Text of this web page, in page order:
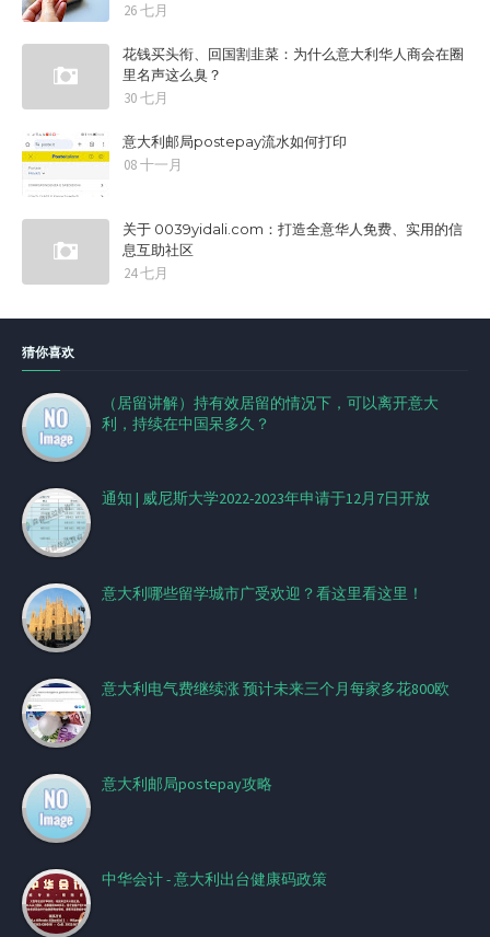
26 七月
花钱买头衔、回国割韭菜：为什么意大利华人商会在圈
里名声这么臭？
30 七月
意大利邮局postepay流水如何打印
08 十一月
关于 0039yidali.com：打造全意华人免费、实用的信
息互助社区
24 七月
猜你喜欢
（居留讲解）持有效居留的情况下，可以离开意大
利，持续在中国呆多久？
通知 | 威尼斯大学2022-2023年申请于12月7日开放
意大利哪些留学城市广受欢迎？看这里看这里！
意大利电气费继续涨 预计未来三个月每家多花800欧
意大利邮局postepay攻略
中华会计 - 意大利出台健康码政策